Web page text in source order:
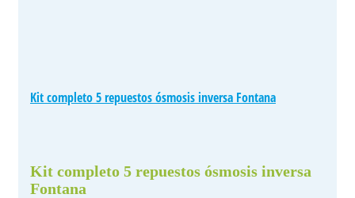
Kit completo 5 repuestos ósmosis inversa Fontana
Kit completo 5 repuestos ósmosis inversa
Fontana